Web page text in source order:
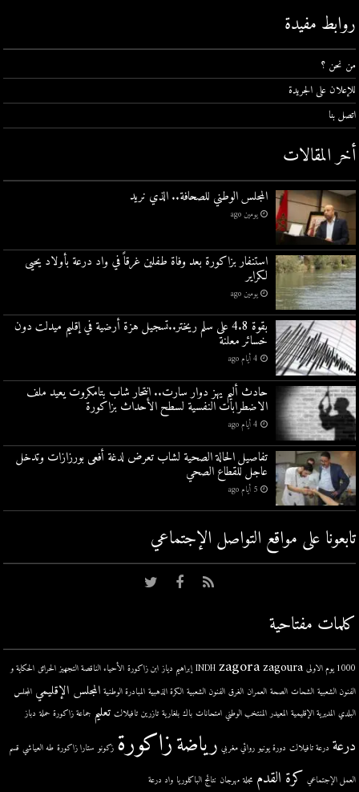
روابط مفيدة
من نحن ؟
للإعلان على الجريدة
اتصل بنا
أخر المقالات
المجلس الوطني للصحافة.. الذي نريد
يومين ago
استنفار بزاكورة بعد وفاة طفلين غرقاً في واد درعة بأولاد يحيى
لكراير
يومين ago
بقوة 4.8 على سلم ريختر..تسجيل هزة أرضية في إقليم ميدلت دون
خسائر معلنة
4 أيام ago
حادث أليم يهز دوار سارت.. انتحار شاب بتامكروت يعيد ملف
الاضطرابات النفسية لسطح الأحداث بزاكورة
4 أيام ago
تفاصيل الحالة الصحية لشاب تعرض لدغة أفعى بورزازات وتدخل
عاجل للقطاع الصحي
5 أيام ago
تابعونا على مواقع التواصل اﻹجتماعي
كلمات مفتاحية
1000 يوم الاولى INDH zagora zagoura إبراهيم دياز ابن زاكورة الأحياء الناقصة التجهيز الحرائق الحكاية و
الفنون الشعبية الشحات الصحة العمران الغرق الفنون الشعبية الكرة الذهبية المبادرة الوطنية المجلس الإقليمي المجلس
البلدي المديرية الإقليمية المعيدر المنتخب الوطني امتحانات باك بلغارية تازرين تافيلالت تعليم جماعة زاكورة حملة دباز
درعة درعة تافيلالت دورة يونيو روائي مغربي رياضةزاكورة زكونو ستارا زاكورة طه العياشي قسم
العمل الإجتماعي كرة القدم مجلة مهرجان نتائج الباكلوريا واد درعة